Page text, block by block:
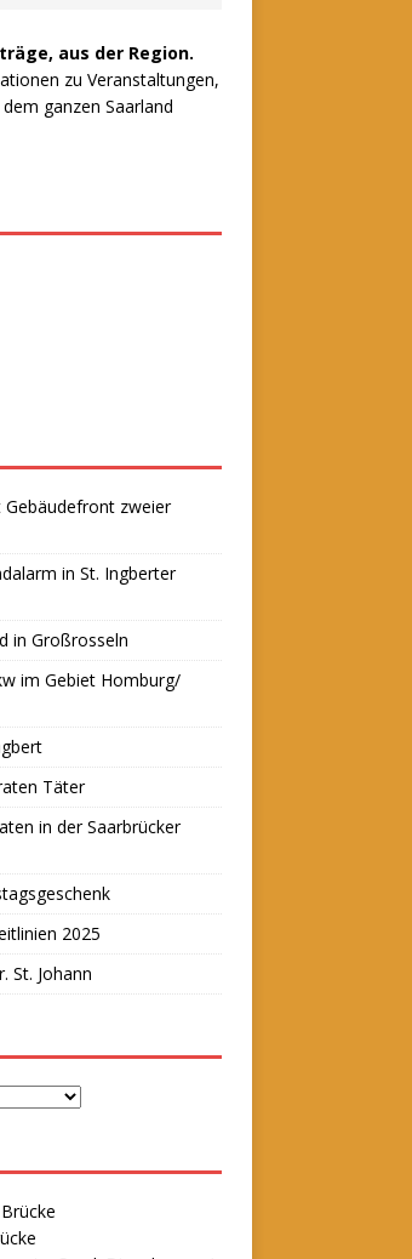
aus der Region.
zu Veranstaltungen,
ganzen Saarland
zweier
in St. Ingberter
in Großrosseln
im Gebiet Homburg/
Täter
in der Saarbrücker
2025
St. Johann